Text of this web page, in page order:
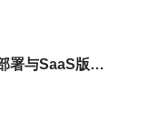
凸知知识付费平台全解析：托管版、私有化部署与SaaS版如何选型？